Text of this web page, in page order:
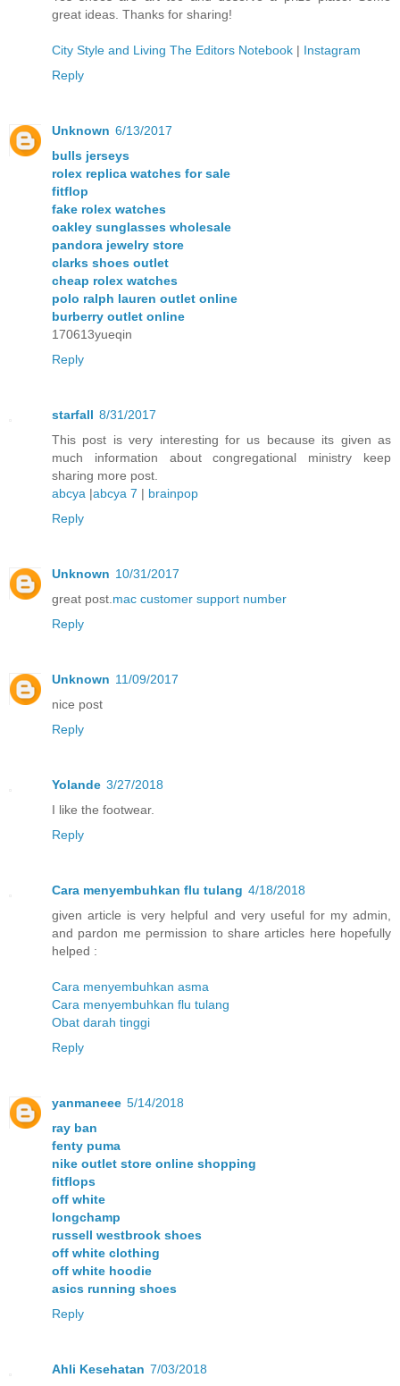
great ideas. Thanks for sharing!
City Style and Living The Editors Notebook | Instagram
Reply
Unknown 6/13/2017
bulls jerseys
rolex replica watches for sale
fitflop
fake rolex watches
oakley sunglasses wholesale
pandora jewelry store
clarks shoes outlet
cheap rolex watches
polo ralph lauren outlet online
burberry outlet online
170613yueqin
Reply
starfall 8/31/2017
This post is very interesting for us because its given as
much information about congregational ministry keep
sharing more post.
abcya |abcya 7 | brainpop
Reply
Unknown 10/31/2017
great post. mac customer support number
Reply
Unknown 11/09/2017
nice post
Reply
Yolande 3/27/2018
I like the footwear.
Reply
Cara menyembuhkan flu tulang 4/18/2018
given article is very helpful and very useful for my admin,
and pardon me permission to share articles here hopefully
helped :
Cara menyembuhkan asma
Cara menyembuhkan flu tulang
Obat darah tinggi
Reply
yanmaneee 5/14/2018
ray ban
fenty puma
nike outlet store online shopping
fitflops
off white
longchamp
russell westbrook shoes
off white clothing
off white hoodie
asics running shoes
Reply
Ahli Kesehatan 7/03/2018